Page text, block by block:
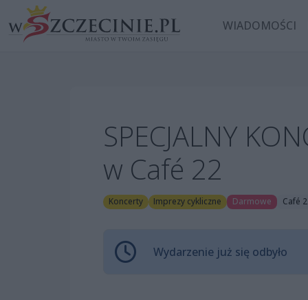
WIADOMOŚCI
SPECJALNY
w Café 22
Koncerty Imprezy cykliczne Darmowe Café
Wydarzenie już się odbyło